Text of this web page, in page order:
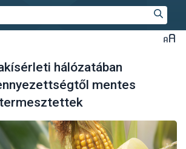
hálózatában
mentes